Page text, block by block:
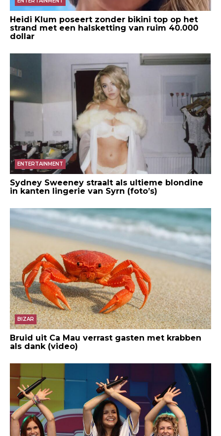
Heidi Klum poseert zonder bikini top op het
strand met een halsketting van ruim 40.000
dollar
ENTERTAINMENT
Sydney Sweeney straalt als ultieme blondine
in kanten lingerie van Syrn (foto’s)
BIZAR
Bruid uit Ca Mau verrast gasten met krabben
als dank (video)